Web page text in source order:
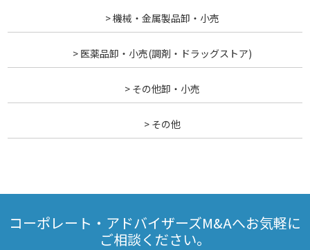
> 機械・金属製品卸・小売
> 医薬品卸・小売(調剤・ドラッグストア)
> その他卸・小売
> その他
コーポレート・アドバイザーズM&Aへお気軽に
ご相談ください。